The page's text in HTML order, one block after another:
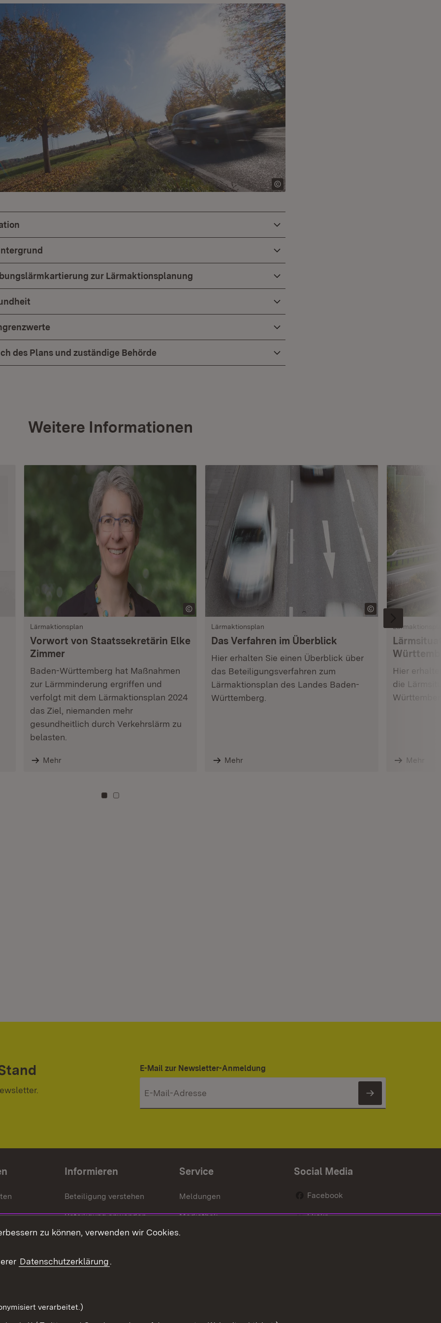
zur Lärmaktionsplanung
des Plans und zuständige Behörde
Weitere Informationen
Lärmaktionsplan
Vorwort von Staatssekretärin Elke
Zimmer
Baden-Württemberg hat Maßnahmen
zur Lärmminderung ergriffen und
verfolgt mit dem Lärmaktionsplan 2024
das Ziel, niemanden mehr
gesundheitlich durch Verkehrslärm zu
belasten.
Mehr
Lärmaktionsplan
Das Verfahren im Überblick
Hier erhalten Sie einen Überblick über
das Beteiligungsverfahren zum
Lärmaktionsplan des Landes Baden-
Württemberg.
Mehr
Hier
die
Mehr
Zu Kachel: 0
Zu Kachel: 3
E-Mail zur Newsletter-Anmeldung
Newsletter
Informieren
Beteiligung verstehen
Beteiligung anwenden
Beteiligung stärken
Service
Meldungen
Mediathek
Publikationen
Social Media
Facebook
Flickr
zu können, verwenden wir Cookies.
Datenschutzerklärung.
verarbeitet.)